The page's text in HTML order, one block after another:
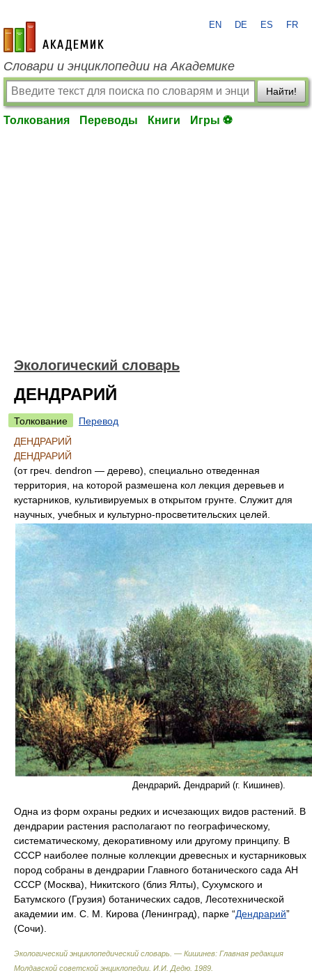
academic.ru
EN DE ES FR
Словари и энциклопедии на Академике
Найти!
Толкования Переводы Книги Игры ⚽
Экологический словарь
ДЕНДРАРИЙ
Толкование
Перевод
ДЕНДРАРИЙ
ДЕНДРАРИЙ
(от греч. dendron — дерево), специально отведенная
территория, на которой размешена кол лекция деревьев и
кустарников, культивируемых в открытом грунте. Служит для
научных, учебных и культурно-просветительских целей.
Дендрарий. Дендрарий (г. Кишинев).
Одна из форм охраны редких и исчезающих видов растений. В
дендрарии растения располагают по географическому,
систематическому, декоративному или другому принципу. В
СССР наиболее полные коллекции древесных и кустарниковых
пород собраны в дендрарии Главного ботанического сада АН
СССР (Москва), Никитского (близ Ялты), Сухумского и
Батумского (Грузия) ботанических садов, Лесотехнической
академии им. С. М. Кирова (Ленинград), парке “Дендрарий”
(Сочи).
Экологический энциклопедический словарь. — Кишинев: Главная редакция
Молдавской советской энциклопедии И.И. Дедю 1989